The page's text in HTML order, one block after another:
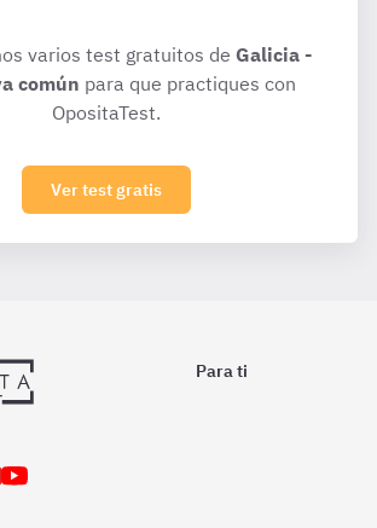
varios test gratuitos de Galicia -
común para que practiques con
OpositaTest.
Ver test gratis
Para ti